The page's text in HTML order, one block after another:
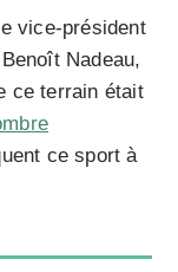
vice-président
Nadeau,
ce terrain était
ce sport à